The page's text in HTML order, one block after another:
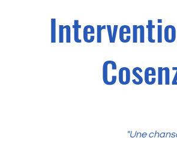
"Une